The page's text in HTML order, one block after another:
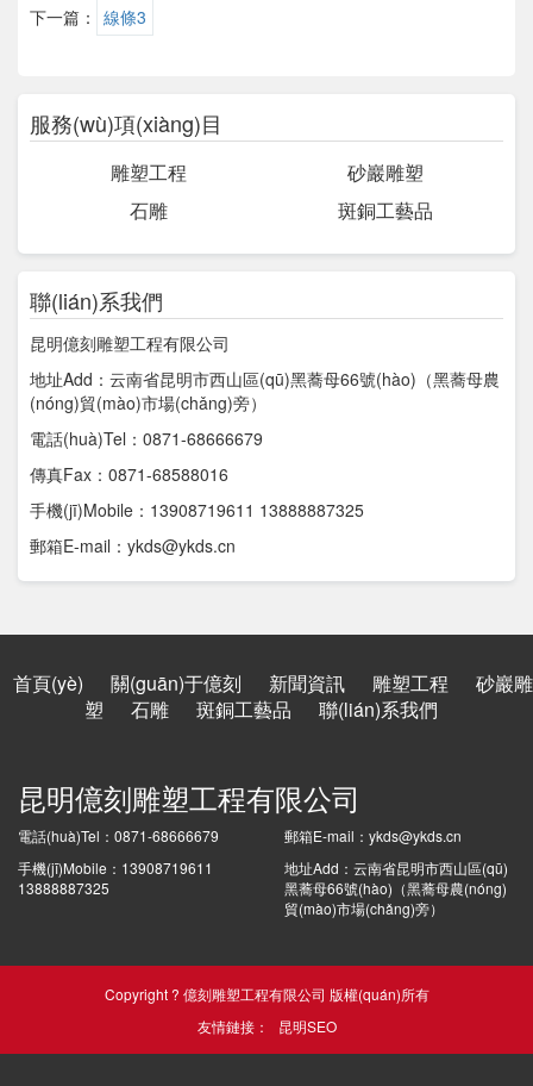
下一篇： 線條3
服務(wù)項(xiàng)目
雕塑工程
砂巖雕塑
石雕
斑銅工藝品
聯(lián)系我們
昆明億刻雕塑工程有限公司
地址Add：云南省昆明市西山區(qū)黑蕎母66號(hào)（黑蕎母農
(nóng)貿(mào)市場(chǎng)旁）
電話(huà)Tel：0871-68666679
傳真Fax：0871-68588016
手機(jī)Mobile：13908719611 13888887325
郵箱E-mail：ykds@ykds.cn
首頁(yè) 關(guān)于億刻 新聞資訊 雕塑工程
砂巖雕
塑
石雕 斑銅工藝品 聯(lián)系我們
昆明億刻雕塑工程有限公司
電話(huà)Tel：0871-68666679
手機(jī)Mobile：13908719611
13888887325
郵箱E-mail：ykds@ykds.cn
地址Add：云南省昆明市西山區(qū)
黑蕎母66號(hào)（黑蕎母農(nóng)
貿(mào)市場(chǎng)旁）
Copyright ? 億刻雕塑工程有限公司 版權(quán)所有
友情鏈接：
昆明SEO